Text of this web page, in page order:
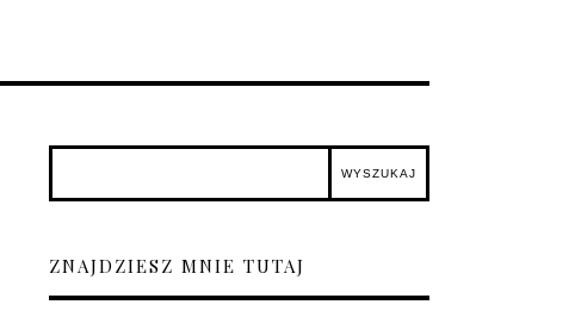
ZNAJDZIESZ MNIE TUTAJ